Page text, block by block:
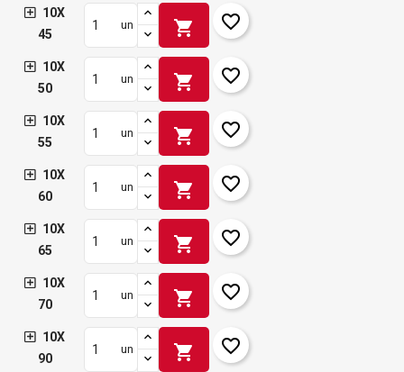
10X
45
un shopping_cart favorite_border
10X
50
un shopping_cart favorite_border
10X
55
un shopping_cart favorite_border
10X
60
un shopping_cart favorite_border
10X
65
un shopping_cart favorite_border
10X
70
un shopping_cart favorite_border
10X
90
un shopping_cart favorite_border